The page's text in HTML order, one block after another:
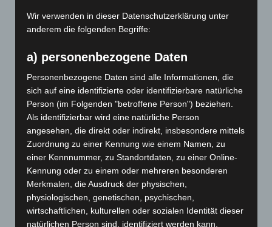
Karriere machen
Für die Unterstützung in unserem Serviceteam
Zu den Jobs
Downloadbereich
Für Sie mit einem Klick erreichbar…
Wir verwenden in dieser Datenschutzerklärung unter
anderem die folgenden Begriffe:
a) personenbezogene Daten
Personenbezogene Daten sind alle Informationen, die
sich auf eine identifizierte oder identifizierbare natürliche
Person (im Folgenden "betroffene Person") beziehen.
Als identifizierbar wird eine natürliche Person
angesehen, die direkt oder indirekt, insbesondere mittels
Zuordnung zu einer Kennung wie einem Namen, zu
einer Kennnummer, zu Standortdaten, zu einer Online-
Kennung oder zu einem oder mehreren besonderen
Merkmalen, die Ausdruck der physischen,
physiologischen, genetischen, psychischen,
wirtschaftlichen, kulturellen oder sozialen Identität dieser
natürlichen Person sind, identifiziert werden kann.